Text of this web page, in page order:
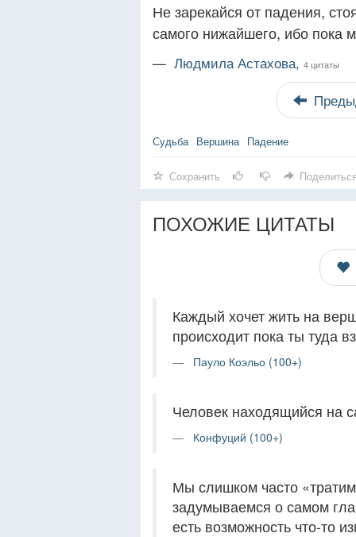
Не зарекайся от падения,
самого нижайшего, ибо пока
— Людмила Астахова, 4 цитаты
Судьба Вершина Падение
Сохранить Поделиться
ПОХОЖИЕ ЦИТАТЫ
Каждый хочет жить на
происходит пока ты туда
Пауло Коэльо (100+)
Человек находящийся на
Конфуций (100+)
Мы слишком часто
задумываемся о самом
есть возможность что-то